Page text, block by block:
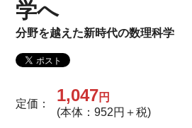
学へ
分野を越えた新時代の数理科学
定価： 1,047円
(本体：952円＋税)